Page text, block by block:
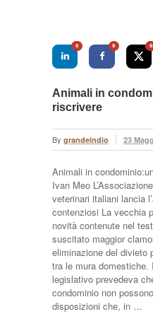
0 0 0
Animali in
riscrivere
By grandeindio 23
Animali in
Ivan Meo
veterinari italiani lancia
contenziosi La vecchia
novità contenute nel
suscitato maggior
eliminazione del divieto
tra le mura domestiche.
legislativo prevedeva
condominio non
disposizioni che, in …